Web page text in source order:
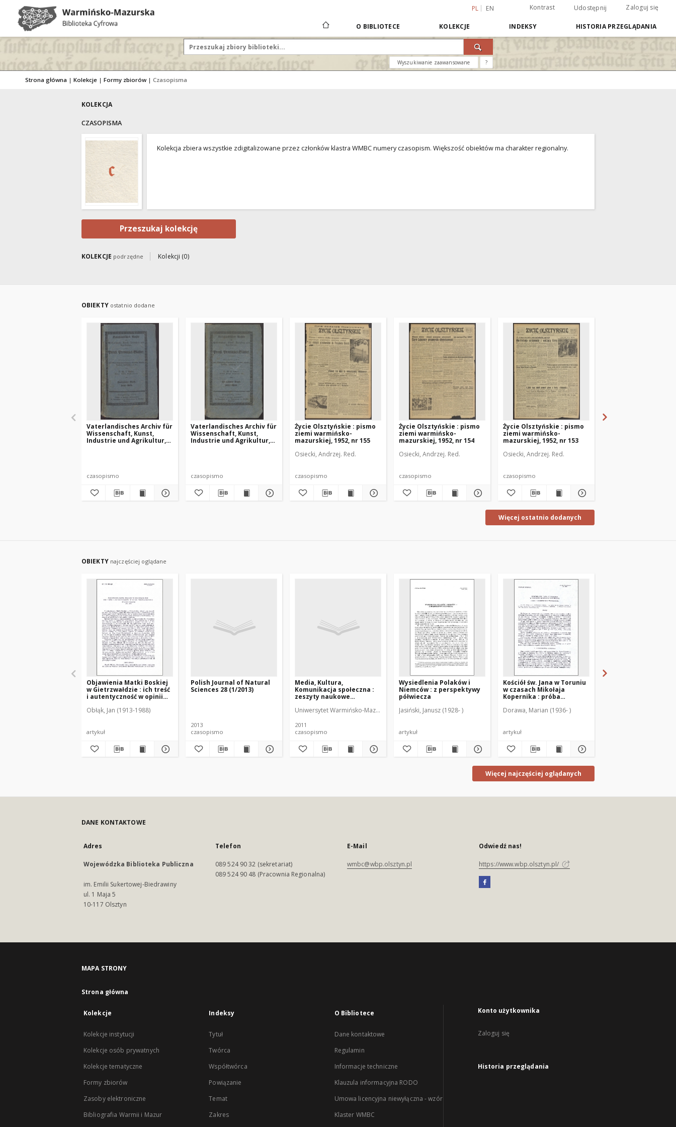
PL EN Kontrast Udostępnij Zaloguj się
O BIBLIOTECE KOLEKCJE INDEKSY HISTORIA PRZEGLĄDANIA
Wyszukiwanie zaawansowane ?
Strona główna | Kolekcje | Formy zbiorów | Czasopisma
KOLEKCJA
CZASOPISMA
Kolekcja zbiera wszystkie zdigitalizowane przez członków klastra WMBC numery czasopism. Większość obiektów ma charakter regionalny.
Przeszukaj kolekcję
KOLEKCJE podrzędne Kolekcji (0)
OBIEKTY ostatnio dodane
Vaterlandisches Archiv für
Wissenschaft, Kunst,
Industrie und Agrikultur,
czasopismo
Vaterlandisches Archiv für
Wissenschaft, Kunst,
Industrie und Agrikultur,
czasopismo
Życie Olsztyńskie : pismo
ziemi warmińsko-
mazurskiej, 1952, nr 155
Osiecki, Andrzej. Red.
czasopismo
Życie Olsztyńskie : pismo
ziemi warmińsko-
mazurskiej, 1952, nr 154
Osiecki, Andrzej. Red.
czasopismo
Życie Olsztyńskie : pismo
ziemi warmińsko-
mazurskiej, 1952, nr 153
Osiecki, Andrzej. Red.
czasopismo
Więcej ostatnio dodanych
OBIEKTY najczęściej oglądane
Objawienia Matki Boskiej
w Gietrzwałdzie : ich treść
i autentyczność w opinii
stulecie objawień) 1877-
Obłąk, Jan (1913-1988)
artykuł
Polish Journal of Natural
Sciences 28 (1/2013)
2013
czasopismo
Media, Kultura,
Komunikacja społeczna :
zeszyty naukowe
Komunikacji Społecznej
Uniwersytet Warmińsko-Mazurski (Olsztyn). Instytut Dziennikarstwa i Komunikacji Społecznej
2011
czasopismo
Wysiedlenia Polaków i
Niemców : z perspektywy
półwiecza
Jasiński, Janusz (1928- )
artykuł
Kościół św. Jana w Toruniu
w czasach Mikołaja
Kopernika : próba
wyposażenia
Dorawa, Marian (1936- )
artykuł
Więcej najczęściej oglądanych
DANE KONTAKTOWE
Adres
Wojewódzka Biblioteka Publiczna
im. Emilii Sukertowej-Biedrawiny
ul. 1 Maja 5
10-117 Olsztyn
Telefon
089 524 90 32 (sekretariat)
089 524 90 48 (Pracownia Regionalna)
E-Mail
wmbc@wbp.olsztyn.pl
Odwiedź nas!
https://www.wbp.olsztyn.pl/
MAPA STRONY
Strona główna
Kolekcje
Kolekcje instytucji
Kolekcje osób prywatnych
Kolekcje tematyczne
Formy zbiorów
Zasoby elektroniczne
Bibliografia Warmii i Mazur
Indeksy
Tytuł
Twórca
Współtwórca
Powiązanie
Temat
Zakres
O Bibliotece
Dane kontaktowe
Regulamin
Informacje techniczne
Klauzula informacyjna RODO
Umowa licencyjna niewyłączna - wzór
Klaster WMBC
Konto użytkownika
Zaloguj się
Historia przeglądania